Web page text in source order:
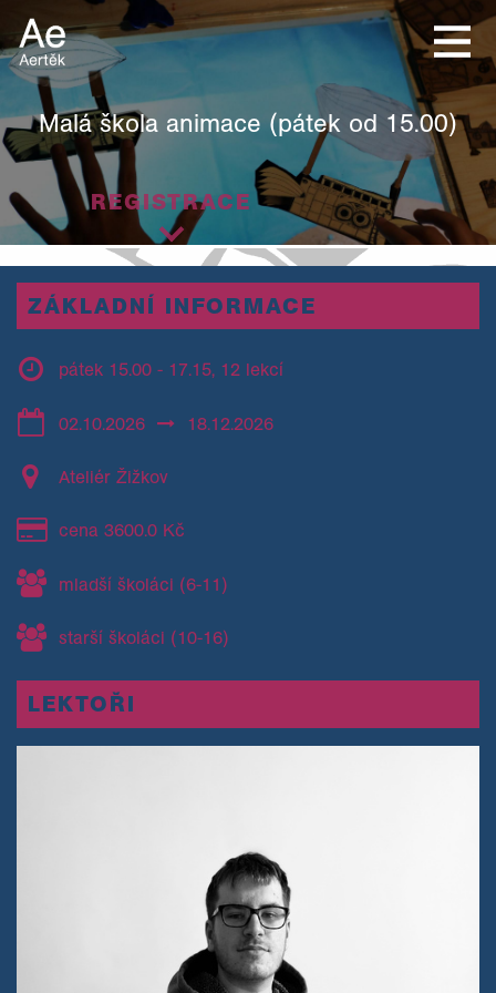
Malá škola animace (pátek od 15.00)
REGISTRACE
ZÁKLADNÍ INFORMACE
pátek 15.00 - 17.15, 12 lekcí
02.10.2026 18.12.2026
Ateliér Žižkov
cena 3600.0 Kč
mladší školáci (6-11)
starší školáci (10-16)
LEKTOŘI